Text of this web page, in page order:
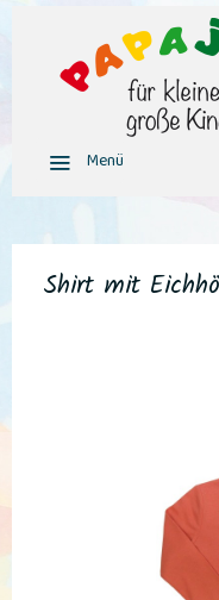
Menü
Shirt mit